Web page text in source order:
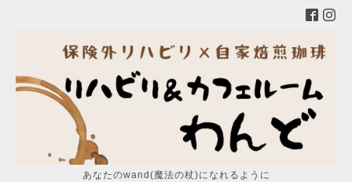
あなたのwand(魔法の杖)になれるように